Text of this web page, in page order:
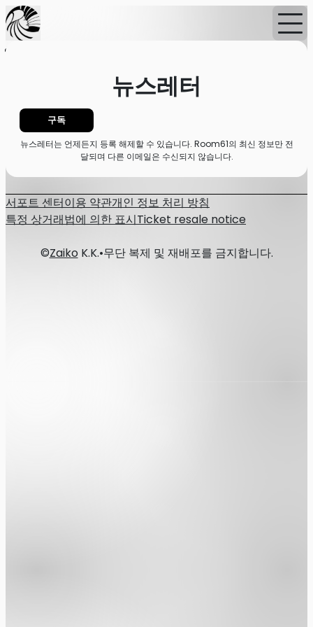
홈
뉴스레터
구독
뉴스레터는 언제든지 등록 해제할 수 있습니다. Room61의 최신 정보만 전
달되며 다른 이메일은 수신되지 않습니다.
서포트 센터이용 약관개인 정보 처리 방침
특정 상거래법에 의한 표시Ticket resale notice
©Zaiko K.K.•무단 복제 및 재배포를 금지합니다.